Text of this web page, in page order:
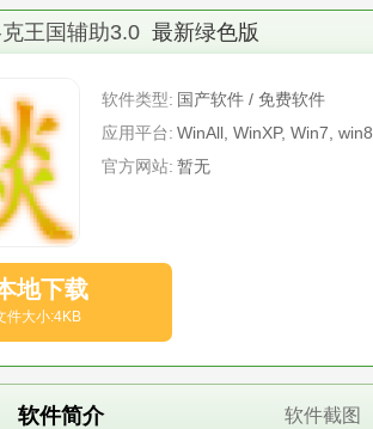
王国辅助3.0 最新绿色版
软件类型: 国产软件 / 免费软件
应用平台: WinAll, WinXP, Win7, win8
官方网站: 暂无
地下载
件大小:4KB
软件简介 软件截图